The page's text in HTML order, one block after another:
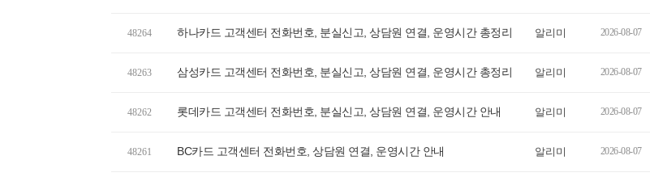
48264 하나카드 고객센터 전화번호, 분실신고, 상담원 연결, 운영시간 총정리 알리미 2026-08-07
48263 삼성카드 고객센터 전화번호, 분실신고, 상담원 연결, 운영시간 총정리 알리미 2026-08-07
48262 롯데카드 고객센터 전화번호, 분실신고, 상담원 연결, 운영시간 안내 알리미 2026-08-07
48261 BC카드 고객센터 전화번호, 상담원 연결, 운영시간 안내 알리미 2026-08-07